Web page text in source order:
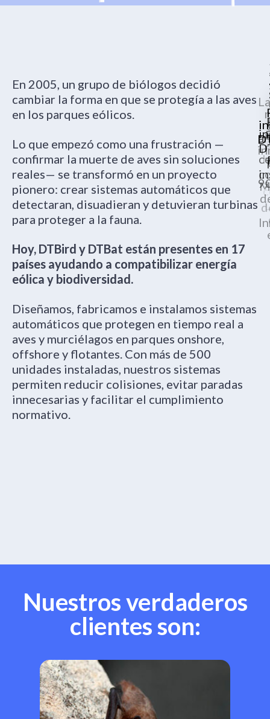
En 2005, un grupo de biólogos decidió
cambiar la forma en que se protegía a las aves
en los parques eólicos.
Lo que empezó como una frustración —
confirmar la muerte de aves sin soluciones
reales— se transformó en un proyecto
pionero: crear sistemas automáticos que
detectaran, disuadieran y detuvieran turbinas
para proteger a la fauna.
Hoy, DTBird y DTBat están presentes en 17
países ayudando a compatibilizar energía
eólica y biodiversidad.
Diseñamos, fabricamos e instalamos sistemas
automáticos que protegen en tiempo real a
aves y murciélagos en parques onshore,
offshore y flotantes. Con más de 500
unidades instaladas, nuestros sistemas
permiten reducir colisiones, evitar paradas
innecesarias y facilitar el cumplimiento
normativo.
Nuestros verdaderos
clientes son: